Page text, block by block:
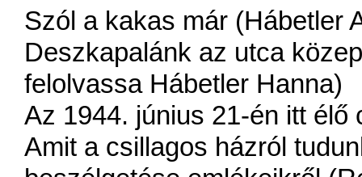
Szól a kakas már (Hábetler
Deszkapalánk az utca
felolvassa Hábetler Hanna)
Az 1944. június 21-én itt
Amit a csillagos házról